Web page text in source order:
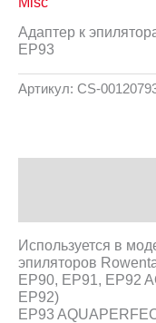
Адаптер к
EP93
Артикул: CS-
Используется в
эпиляторов
EP90, EP91, EP92
EP92)
EP93